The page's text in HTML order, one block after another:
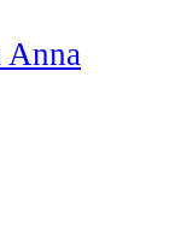
Anna